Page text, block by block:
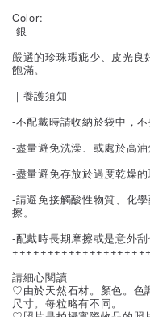
Color:
-銀
嚴選的珍珠瑕疵少、皮光
飽滿。
｜養護須知｜
-不配戴時請收納於袋中，不
-盡量避免洗澡、或處於高油
-盡量避免存放於過度乾燥的
-請避免接觸酸性物質、化
擦。
-配戴時長期摩擦或是意外刮
請細心閱讀
♡由於天然石材。顏色。色
尺寸。每粒略有不同。